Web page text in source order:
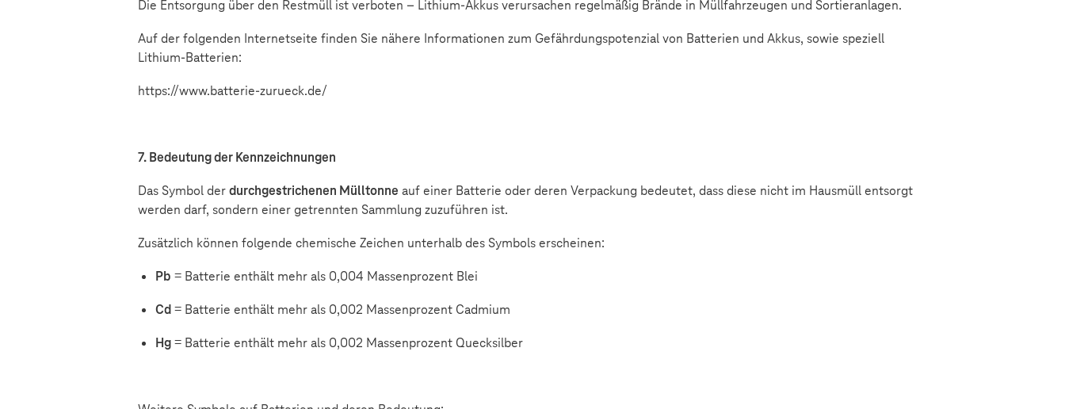
Die Entsorgung über den Restmüll ist verboten – Lithium-Akkus verursachen regelmäßig Brände in Müllfahrzeugen und Sortieranlagen.
Auf der folgenden Internetseite finden Sie nähere Informationen zum Gefährdungspotenzial von Batterien und Akkus, sowie speziell
Lithium-Batterien:
https://www.batterie-zurueck.de/
7. Bedeutung der Kennzeichnungen
Das Symbol derdurchgestrichenen Mülltonne auf einer Batterie oder deren Verpackung bedeutet, dass diese nicht im Hausmüll entsorgt
werden darf, sondern einer getrennten Sammlung zuzuführen ist.
Zusätzlich können folgende chemische Zeichen unterhalb des Symbols erscheinen:
Pb = Batterie enthält mehr als 0,004 Massenprozent Blei
Cd= Batterie enthält mehr als 0,002 Massenprozent Cadmium
Hg= Batterie enthält mehr als 0,002 Massenprozent Quecksilber